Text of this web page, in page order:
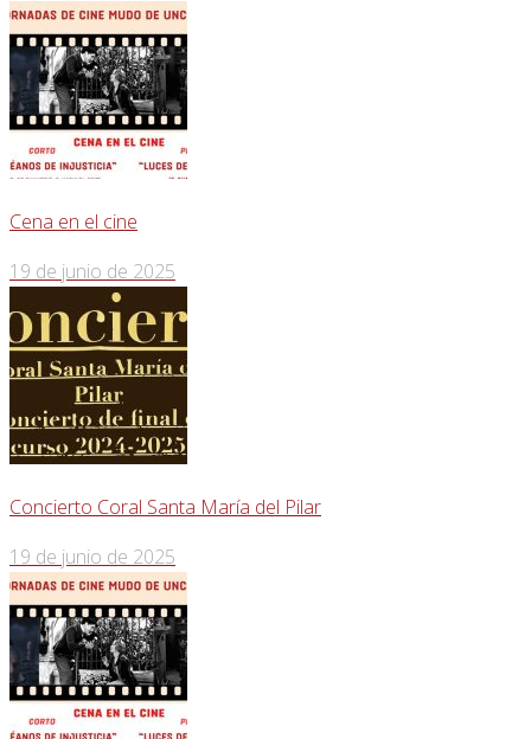
Cena en el cine
19 de junio de 2025
Concierto Coral Santa María del Pilar
19 de junio de 2025